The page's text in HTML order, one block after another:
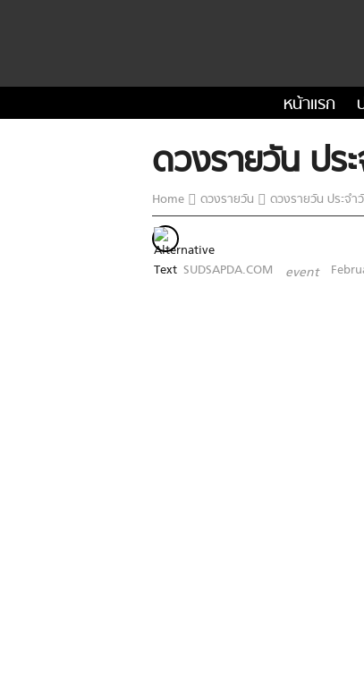
หน้าแรก
ดวงรายวัน ปร
Home ดวงรายวัน ดวงรายวัน ประจ
SUDSAPDA.COM event